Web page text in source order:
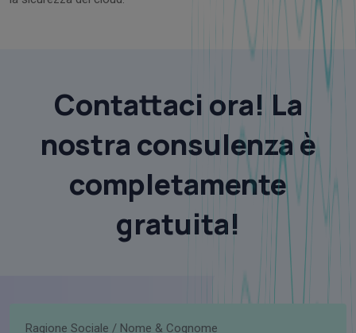
Contattaci ora! La
nostra consulenza è
completamente
gratuita!